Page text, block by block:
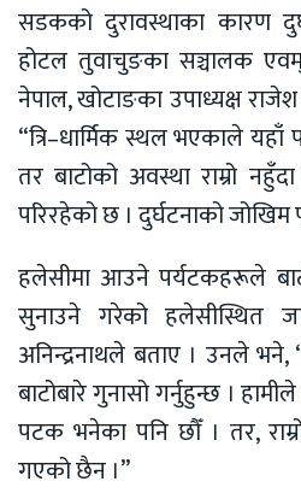
सडकको दुरावस्थाका कारण
होटल तुवाचुङका सञ्चालक
नेपाल, खोटाङका उपाध्यक्ष
“त्रि–धार्मिक स्थल भएकाले
तर बाटोको अवस्था राम्रो
परिरहेको छ । दुर्घटनाको
हलेसीमा आउने पर्यटकहरूले
सुनाउने गरेको हलेसीस्थित
अनिन्द्रनाथले बताए । उनले
बाटोबारे गुनासो गर्नुहुन्छ ।
पटक भनेका पनि छौँ । तर,
गएको छैन ।”